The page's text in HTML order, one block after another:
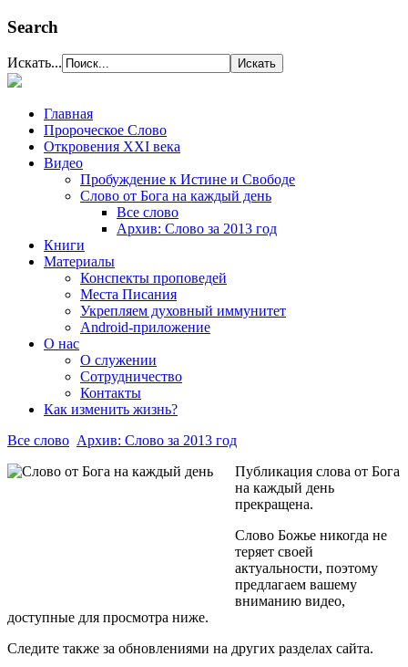
Search
Искать...
Главная
Пророческое Слово
Откровения ХХІ века
Видео
Пробуждение к Истине и Свободе
Слово от Бога на каждый день
Все слово
Архив: Слово за 2013 год
Книги
Материалы
Конспекты проповедей
Места Писания
Укрепляем духовный иммунитет
Android-приложение
О нас
О служении
Сотрудничество
Контакты
Как изменить жизнь?
Все слово Архив: Слово за 2013 год
Публикация слова от Бога
на каждый день
прекращена.
Слово Божье никогда не
теряет своей
актуальности, поэтому
предлагаем вашему
вниманию видео,
доступные для просмотра ниже.
Следите также за обновлениями на других разделах сайта.